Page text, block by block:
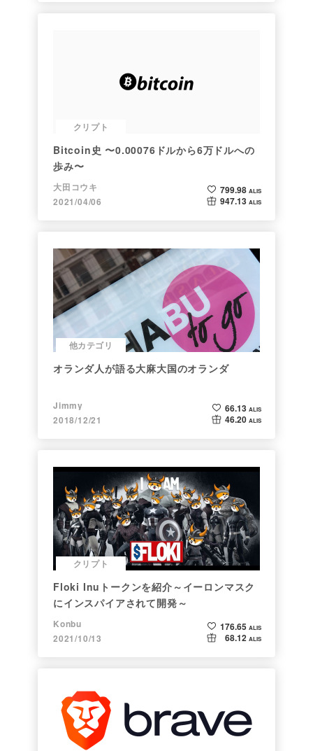
クリプト
Bitcoin史 〜0.00076ドルから6万ドルへの
歩み〜
大田コウキ
2021/04/06
799.98 ALIS
947.13 ALIS
他カテゴリ
オランダ人が語る大麻大国のオランダ
Jimmy
2018/12/21
66.13 ALIS
46.20 ALIS
クリプト
Floki Inuトークンを紹介～イーロンマスク
にインスパイアされて開発～
Konbu
2021/10/13
176.65 ALIS
68.12 ALIS